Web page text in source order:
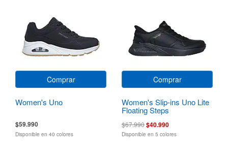
Comprar
Women's Uno
$59.990
Disponible en 40 colores
Comprar
Women's Slip-ins Uno Lite
Floating Steps
$67.990$40.990
Disponible en 5 colores